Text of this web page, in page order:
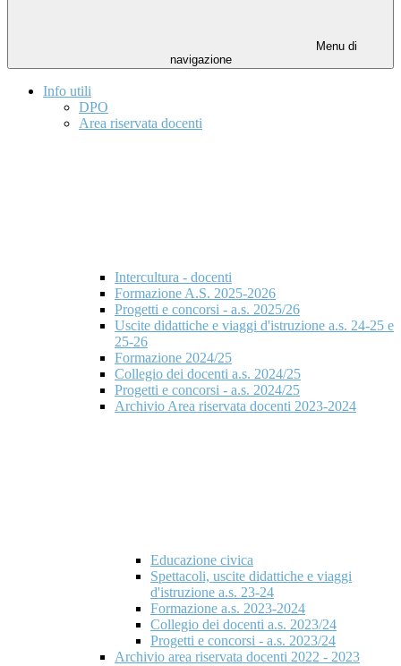
Menu di
navigazione
Info utili
DPO
Area riservata docenti
Intercultura - docenti
Formazione A.S. 2025-2026
Progetti e concorsi - a.s. 2025/26
Uscite didattiche e viaggi d'istruzione a.s. 24-25 e
25-26
Formazione 2024/25
Collegio dei docenti a.s. 2024/25
Progetti e concorsi - a.s. 2024/25
Archivio Area riservata docenti 2023-2024
Educazione civica
Spettacoli, uscite didattiche e viaggi
d'istruzione a.s. 23-24
Formazione a.s. 2023-2024
Collegio dei docenti a.s. 2023/24
Progetti e concorsi - a.s. 2023/24
Archivio area riservata docenti 2022 - 2023